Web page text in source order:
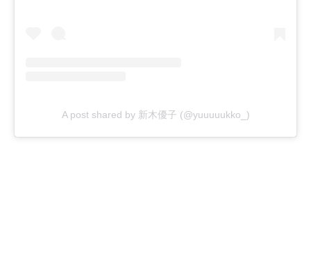
A post shared by 新木優子 (@yuuuuukko_)